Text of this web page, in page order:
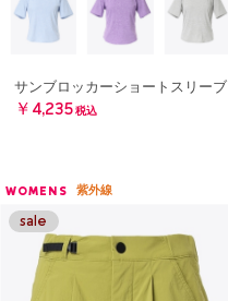
サンブロッカーショートスリーブ
￥4,235 税込
WOMENS 紫外線